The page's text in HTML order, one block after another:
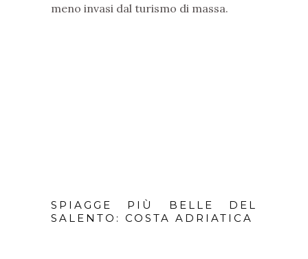
meno invasi dal turismo di massa.
SPIAGGE PIÙ BELLE DEL
SALENTO: COSTA ADRIATICA